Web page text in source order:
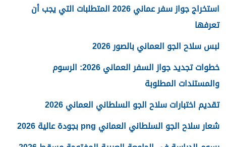
استخراج جواز سفر عماني 2026 المتطلبات التي يجب أن
تعرفها
لبس سلاح الجو العماني بالصور 2026
خطوات تجديد جواز السفر العماني 2026: الرسوم
والمستندات المطلوبة
تقديم اختبارات سلاح الجو السلطاني العماني 2026
شعار سلاح الجو السلطاني العماني png بجودة عالية 2026